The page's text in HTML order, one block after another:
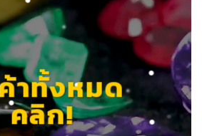
าทั้งหมด
คลิก!